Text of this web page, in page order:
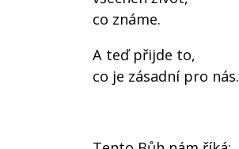
co známe.
A teď přijde to,
co je zásadní pro nás.